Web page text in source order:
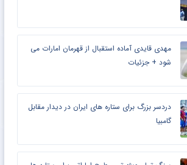
مهدی قایدی آماده استقبال از قهرمان امارات می
شود + جزئیات
دردسر بزرگ برای ستاره های ایران در دیدار مقابل
گامبیا